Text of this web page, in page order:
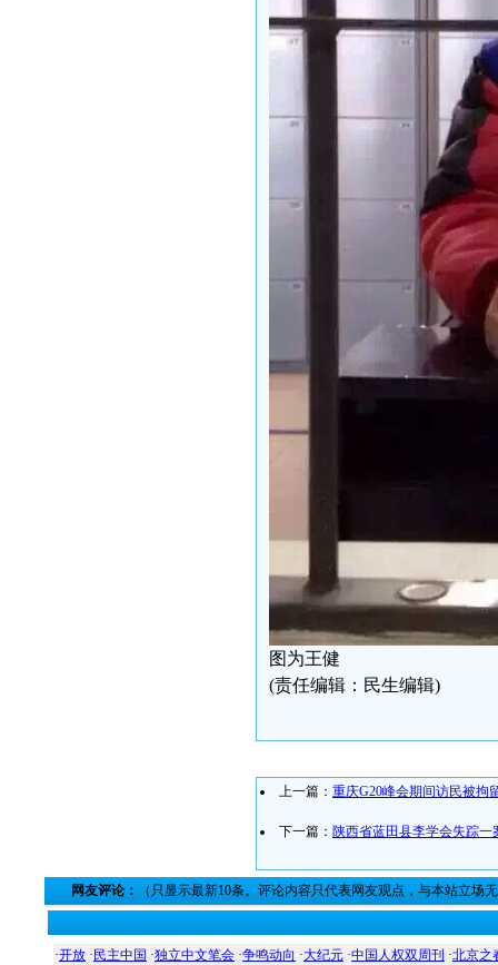
图为王健
(责任编辑：民生编辑)
上一篇： 重庆G20峰会期间访民被拘
下一篇： 陕西省蓝田县李学会失踪一
网友评论： （只显示最新10条。评论内容只代表网友观点，与本站立场
·开放 · 民主中国 ·独立中文笔会 ·争鸣动向 ·大纪元 ·中国人权双周刊 ·北京之